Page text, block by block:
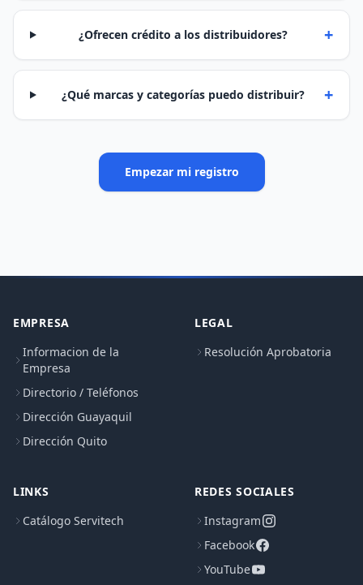
¿Ofrecen crédito a los distribuidores? +
¿Qué marcas y categorías puedo distribuir? +
Empezar mi registro
EMPRESA
Informacion de la
Empresa
Directorio / Teléfonos
Dirección Guayaquil
Dirección Quito
LEGAL
Resolución Aprobatoria
LINKS
Catálogo Servitech
REDES SOCIALES
Instagram
Facebook
YouTube